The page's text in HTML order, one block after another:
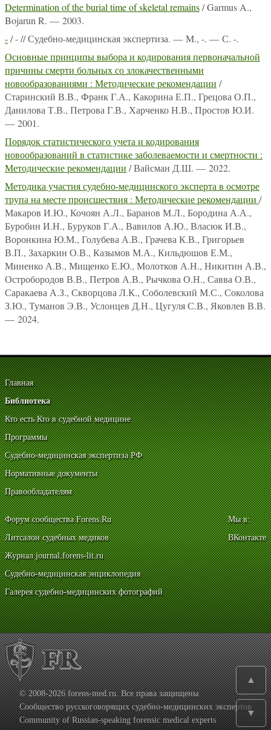
Determination of the burial time of skeletal remains/ Garmus A.,
Bojarun R. — 2003.
-/ - // Судебно-медицинская экспертиза. — М., -. — С. -.
Основные принципы выбора и кодирования первоначальной
причины смерти больных со злокачественными
новообразованиями : Методические рекомендации /
Старинский В.В., Франк Г.А., Какорина Е.П., Грецова О.П.,
Данилова Т.В., Петрова Г.В., Харченко Н.В., Простов Ю.И.
— 2001.
Порядок статистического учета и кодирования
новообразований в статистике заболеваемости и смертности :
Методические рекомендации / Вайсман Д.Ш. — 2022.
Методика участия судебно-медицинского эксперта в осмотре
трупа на месте происшествия : Методические рекомендации /
Макаров И.Ю., Кочоян А.Л., Баранов М.Л., Бородина А.А.,
Буробин И.Н., Буруков Г.А., Вавилов А.Ю., Власюк И.В.,
Воронкина Ю.М., Голубева А.В., Грачева К.В., Григорьев
В.П., Захаркин О.В., Казымов М.А., Кильдюшов Е.М.,
Миненко А.В., Мищенко Е.Ю., Молотков А.Н., Никитин А.В.,
Остробородов В.В., Петров А.В., Рычкова О.Н., Савва О.В.,
Саракаева А.З., Скворцова Л.К., Соболевский М.С., Соколова
З.Ю., Туманов Э.В., Услонцев Д.Н., Цугуля С.В., Яковлев В.В.
— 2024.
Главная
Библиотека
Кто есть Кто в судебной медицине
Программы
Судебно-медицинская экспертиза РФ
Нормативные документы
Правообладателям
Форум сообщества Forens.Ru
Литсалон судебных медиков
Журнал journal.forens-lit.ru
Судебно-медицинская энциклопедия
Галерея судебно-медицинских фотографий
Мы в:
ВКонтакте
© 2008-2026 forens-med.ru. Все права защищены
Сообщество русскоговорящих судебно-медицинских экспертов
Community of Russian-speaking forensic medical experts
▲
▼